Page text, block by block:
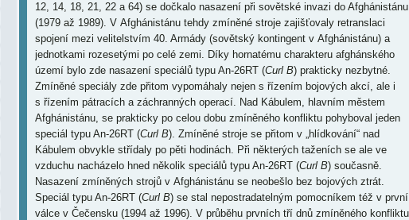
12, 14, 18, 21, 22 a 64) se dočkalo nasazení při sovětské invazi do Afghánistánu
(1979 až 1989). V Afghánistánu tehdy zmíněné stroje zajišťovaly retranslaci
spojení mezi velitelstvím 40. Armády (sovětský kontingent v Afghánistánu) a
jednotkami rozesetými po celé zemi. Díky hornatému charakteru afghánského
území bylo zde nasazení speciálů typu An-26RT (Curl B) prakticky nezbytné.
Zmíněné speciály zde přitom vypomáhaly nejen s řízením bojových akcí, ale i
s řízením pátracích a záchranných operací. Nad Kábulem, hlavním městem
Afghánistánu, se prakticky po celou dobu zmíněného konfliktu pohyboval jeden
speciál typu An-26RT (Curl B). Zmíněné stroje se přitom v „hlídkování“ nad
Kábulem obvykle střídaly po pěti hodinách. Při některých taženích se ale ve
vzduchu nacházelo hned několik speciálů typu An-26RT (Curl B) současně.
Nasazení zmíněných strojů v Afghánistánu se neobešlo bez bojových ztrát.
Speciál typu An-26RT (Curl B) se stal nepostradatelným pomocníkem též v první
válce v Čečensku (1994 až 1996). V průběhu prvních tří dnů zmíněného konfliktu